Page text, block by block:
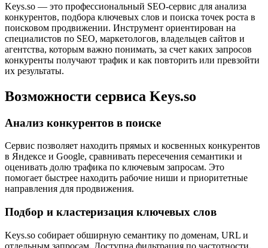
Keys.so — это профессиональный SEO-сервис для анализа
конкурентов, подбора ключевых слов и поиска точек роста в
поисковом продвижении. Инструмент ориентирован на
специалистов по SEO, маркетологов, владельцев сайтов и
агентства, которым важно понимать, за счет каких запросов
конкуренты получают трафик и как повторить или превзойти
их результаты.
Возможности сервиса Keys.so
Анализ конкурентов в поиске
Сервис позволяет находить прямых и косвенных конкурентов
в Яндексе и Google, сравнивать пересечения семантики и
оценивать долю трафика по ключевым запросам. Это
помогает быстрее находить рабочие ниши и приоритетные
направления для продвижения.
Подбор и кластеризация ключевых слов
Keys.so собирает обширную семантику по доменам, URL и
отдельным запросам. Доступна фильтрация по частотности,